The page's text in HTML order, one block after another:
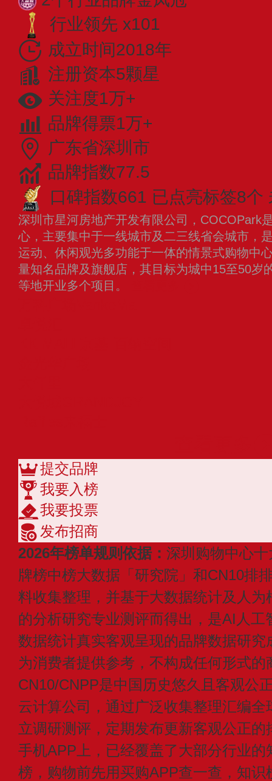
行业领先 x101
成立时间2018年
注册资本5颗星
关注度1万+
品牌得票1万+
广东省深圳市
品牌指数77.5
口碑指数661 已点亮标签8个
深圳市星河房地产开发有限公司，COCOPark
心，主要集中于一线城市及二三线省会城市，
运动、休闲观光多功能于一体的情景式购物中
量知名品牌及旗舰店，其目标为城中15至50岁
等地开业多个项目。
提交品牌
我要入榜
我要投票
发布招商
2026年榜单规则依据： 深圳购物中心
牌榜中榜大数据「研究院」和CN10排
料收集整理，并基于大数据统计及人
的分析研究专业测评而得出，是AI人
数据统计真实客观呈现的品牌数据研
为消费者提供参考，不构成任何形式
CN10/CNPP是中国历史悠久且客观公
云计算公司，通过广泛收集整理汇编
立调研测评，定期发布更新客观公正
手机APP上，已经覆盖了大部分行业
榜，购物前先用买购APP查一查，知